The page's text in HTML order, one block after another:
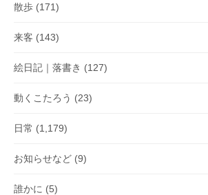
散歩 (171)
来客 (143)
絵日記｜落書き (127)
動くこたろう (23)
日常 (1,179)
お知らせなど (9)
誰かに (5)